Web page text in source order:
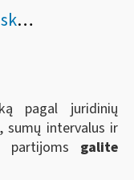
pagal juridinių
sumų intervalus ir
partijoms galite